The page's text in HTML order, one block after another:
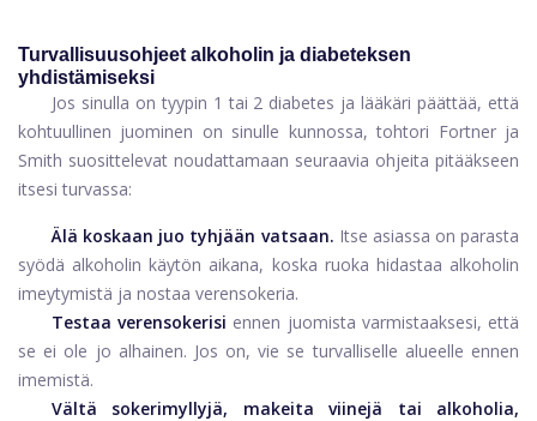
Turvallisuusohjeet alkoholin ja diabeteksen
yhdistämiseksi
Jos sinulla on tyypin 1 tai 2 diabetes ja lääkäri päättää, että
kohtuullinen juominen on sinulle kunnossa, tohtori Fortner ja
Smith suosittelevat noudattamaan seuraavia ohjeita pitääkseen
itsesi turvassa:
Älä koskaan juo tyhjään vatsaan. Itse asiassa on parasta
syödä alkoholin käytön aikana, koska ruoka hidastaa alkoholin
imeytymistä ja nostaa verensokeria.
Testaa verensokerisi ennen juomista varmistaaksesi, että
se ei ole jo alhainen. Jos on, vie se turvalliselle alueelle ennen
imemistä.
Vältä sokerimyllyjä, makeita viinejä tai alkoholia,